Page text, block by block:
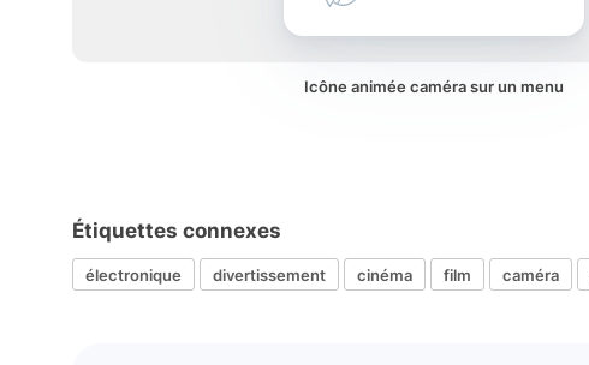
Icône animée caméra sur un menu
Étiquettes connexes
électronique divertissement cinéma film caméra